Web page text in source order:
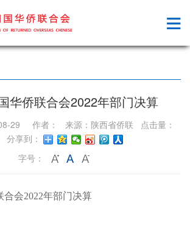
华侨联合会2022年部门决算
29 作者： 来源：陕西省侨联 点击量：
享到：
字号：
合会2022年部门决算